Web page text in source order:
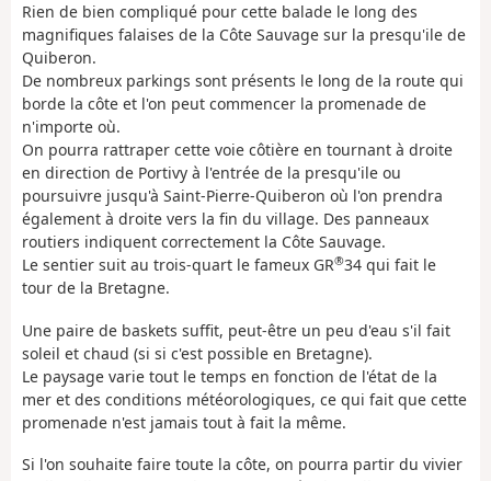
Rien de bien compliqué pour cette balade le long des
magnifiques falaises de la Côte Sauvage sur la presqu'ile de
Quiberon.
De nombreux parkings sont présents le long de la route qui
borde la côte et l'on peut commencer la promenade de
n'importe où.
On pourra rattraper cette voie côtière en tournant à droite
en direction de Portivy à l'entrée de la presqu'ile ou
poursuivre jusqu'à Saint-Pierre-Quiberon où l'on prendra
également à droite vers la fin du village. Des panneaux
routiers indiquent correctement la Côte Sauvage.
Le sentier suit au trois-quart le fameux GR®34 qui fait le
tour de la Bretagne.
Une paire de baskets suffit, peut-être un peu d'eau s'il fait
soleil et chaud (si si c'est possible en Bretagne).
Le paysage varie tout le temps en fonction de l'état de la
mer et des conditions météorologiques, ce qui fait que cette
promenade n'est jamais tout à fait la même.
Si l'on souhaite faire toute la côte, on pourra partir du vivier